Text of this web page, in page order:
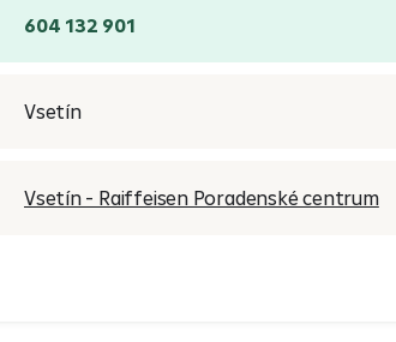
604 132 901
Vsetín
Vsetín - Raiffeisen Poradenské centrum